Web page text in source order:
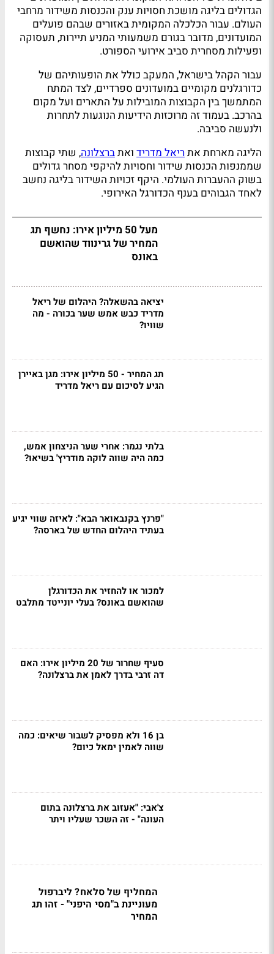
הגדולים בליגה מושכת חסויות ענק והכנסות משידור מרחבי
העולם. עבור הכלכלה המקומית באזורים שבהם פועלים
המועדונים, מדובר בגורם משמעותי המניע תיירות, תעסוקה
ופעילות מסחרית סביב אירועי הספורט.
עבור הקהל בישראל, המעקב כולל את הופעותיהם של
כדורגלנים מקומיים במועדונים ספרדיים, לצד המתח
המתמשך בין הקבוצות המובילות על התארים ועל מקום
בהרכב. בעמוד זה מרוכזות הידיעות הנוגעות לתחרות
ולנעשה סביבה.
הליגה מארחת אתריאל מדריד ואתברצלונה, שתי קבוצות
שממנפות הכנסות שידור וחסויות להיקפי מסחר גדולים
בשוק ההעברות העולמי. היקף זכויות השידור בליגה נחשב
לאחד הגבוהים בענף הכדורגל האירופי.
מעל 50 מיליון אירו: נחשף תג
המחיר של גרינווד שהואשם
באונס
יציאה בהשאלה? היהלום של ריאל
מדריד כבש אמש שער בכורה - מה
שוויו?
תג המחיר - 50 מיליון אירו: מגן באיירן
הגיע לסיכום עם ריאל מדריד
בלתי נגמר: אחרי שער הניצחון אמש,
כמה היה שווה לוקה מודריץ' בשיאו?
"פרנץ בקנבאואר הבא": לאיזה שווי יגיע
בעתיד היהלום החדש של בארסה?
למכור או להחזיר את הכדורגלן
שהואשם באונס? בעלי יונייטד מתלבט
סעיף שחרור של 20 מיליון אירו: האם
דה זרבי בדרך לאמן את ברצלונה?
בן 16 ולא מפסיק לשבור שיאים: כמה
שווה לאמין ימאל כיום?
צ'אבי: "אעזוב את ברצלונה בתום
העונה" - זה השכר שעליו ויתר
המחליף של סלאח? ליברפול
מעוניינת ב"מסי היפני" - זהו תג
המחיר